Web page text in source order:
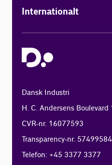
Internationalt
Dansk Industri
H. C. Andersens
CVR-nr. 16077593
Transparency-nr.
Telefon: +45 3377 3377